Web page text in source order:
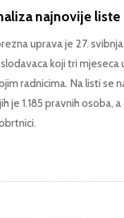
najnovije
uprava je 27.
koji tri mjeseca
radnicima. Na listi se
je 1.185 pravnih osoba,